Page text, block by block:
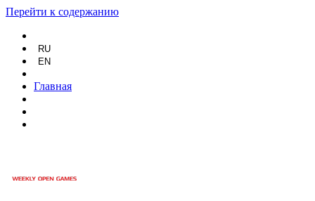
Перейти к содержанию
RU
EN
Главная